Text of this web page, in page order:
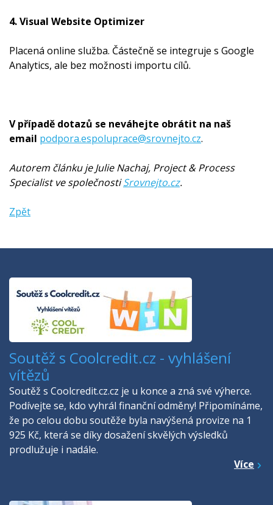
4. Visual Website Optimizer
Placená online služba. Částečně se integruje s Google
Analytics, ale bez možnosti importu cílů.
V případě dotazů se neváhejte obrátit na naš
email podpora.espoluprace@srovnejto.cz.
Autorem článku je Julie Nachaj, Project & Process
Specialist ve společnostiSrovnejto.cz.
Zpět
Soutěž s Coolcredit.cz - vyhlášení
vítězů
Soutěž s Coolcredit.cz.cz je u konce a zná své výherce.
Podívejte se, kdo vyhrál finanční odměny! Připomínáme,
že po celou dobu soutěže byla navýšená provize na 1
925 Kč, která se díky dosažení skvělých výsledků
prodlužuje i nadále.
Více